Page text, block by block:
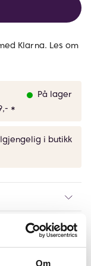
Om
Klarna. Les om
På lager
*
i butikk